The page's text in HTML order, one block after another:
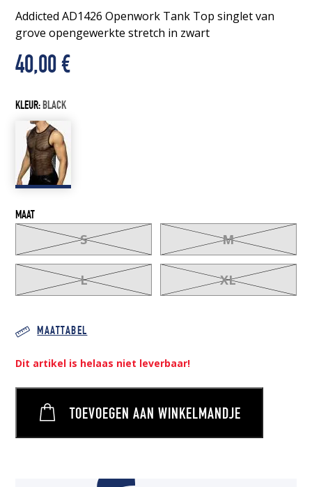
Addicted AD1426 Openwork Tank Top singlet van
grove opengewerkte stretch in zwart
40,00€
KLEUR:BLACK
MAAT
S M
L XL
MAATTABEL
Dit artikel is helaas niet leverbaar!
TOEVOEGEN AAN WINKELMANDJE